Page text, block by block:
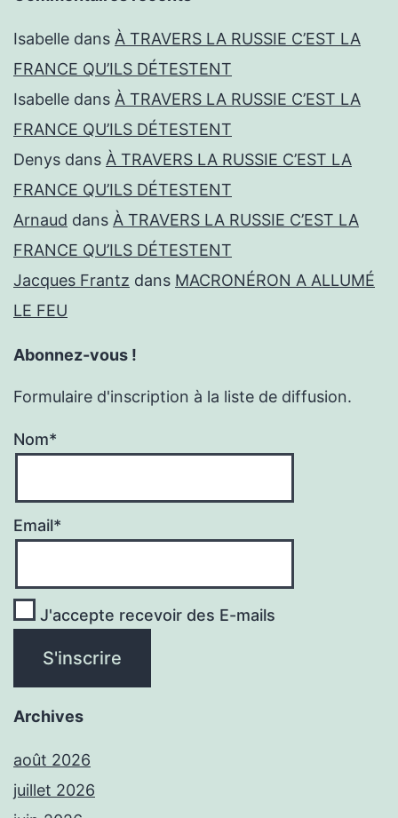
Isabelle dans À TRAVERS LA RUSSIE C’EST LA
FRANCE QU’ILS DÉTESTENT
Isabelle dans À TRAVERS LA RUSSIE C’EST LA
FRANCE QU’ILS DÉTESTENT
Denys dans À TRAVERS LA RUSSIE C’EST LA
FRANCE QU’ILS DÉTESTENT
Arnaud dans À TRAVERS LA RUSSIE C’EST LA
FRANCE QU’ILS DÉTESTENT
Jacques Frantz dans MACRONÉRON A ALLUMÉ
LE FEU
Abonnez-vous !
Formulaire d'inscription à la liste de diffusion.
Nom*
Email*
J'accepte recevoir des E-mails
Archives
août 2026
juillet 2026